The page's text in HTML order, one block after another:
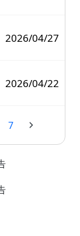
2026/04/27
2026/04/22
7